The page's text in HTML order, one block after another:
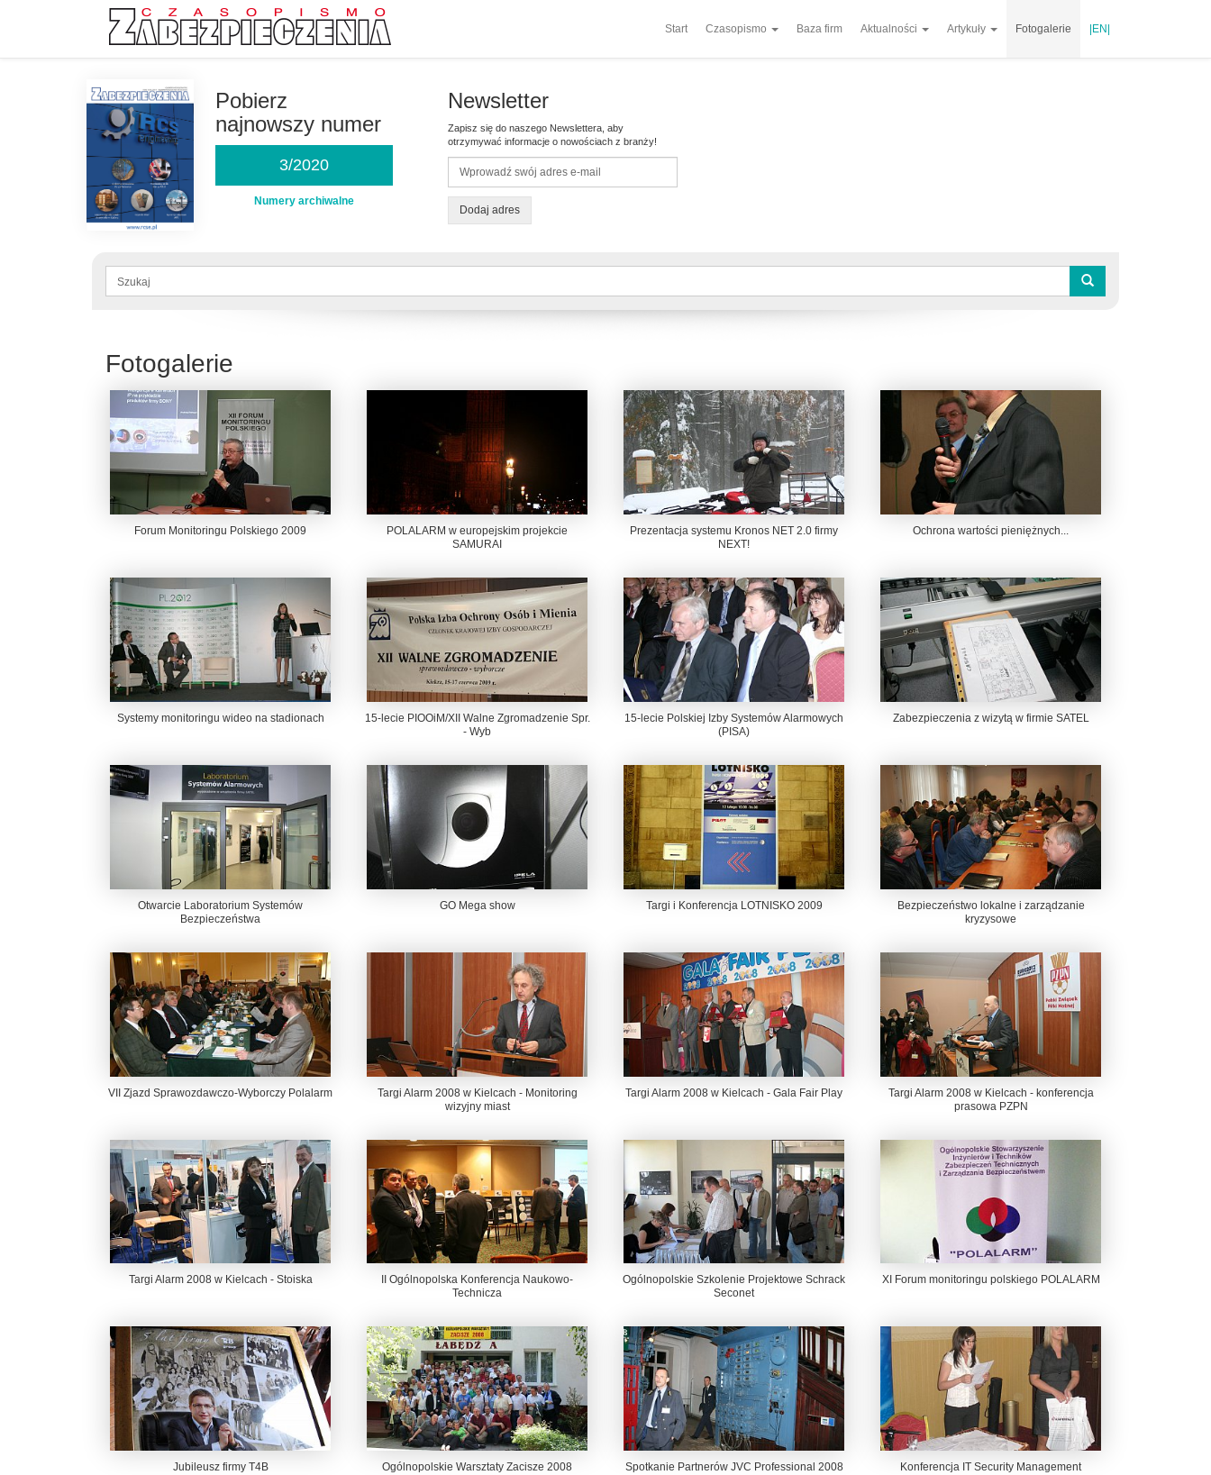
Start Czasopismo Baza firm Aktualności Artykuły Fotogalerie |EN|
Pobierz
najnowszy numer
3/2020
Numery archiwalne
Newsletter
Zapisz się do naszego Newslettera, aby
otrzymywać informacje o nowościach z branży!
Dodaj adres
Formularz
Fotogalerie
Forum Monitoringu Polskiego 2009
POLALARM w europejskim projekcie
SAMURAI
Prezentacja systemu Kronos NET 2.0 firmy
NEXT!
Ochrona wartości pieniężnych...
Systemy monitoringu wideo na stadionach
15-lecie PIOOiM/XII Walne Zgromadzenie Spr.
- Wyb
15-lecie Polskiej Izby Systemów Alarmowych
(PISA)
Zabezpieczenia z wizytą w firmie SATEL
Otwarcie Laboratorium Systemów
Bezpieczeństwa
GO Mega show Targi i Konferencja LOTNISKO 2009
Bezpieczeństwo lokalne i zarządzanie
kryzysowe
VII Zjazd Sprawozdawczo-Wyborczy Polalarm
Targi Alarm 2008 w Kielcach - Monitoring
wizyjny miast
Targi Alarm 2008 w Kielcach - Gala Fair Play
Targi Alarm 2008 w Kielcach - konferencja
prasowa PZPN
Targi Alarm 2008 w Kielcach - Stoiska
II Ogólnopolska Konferencja Naukowo-
Technicza
Ogólnopolskie Szkolenie Projektowe Schrack
Seconet
XI Forum monitoringu polskiego POLALARM
Jubileusz firmy T4B Ogólnopolskie Warsztaty Zacisze 2008 Spotkanie Partnerów JVC Professional 2008 Konferencja IT Security Management